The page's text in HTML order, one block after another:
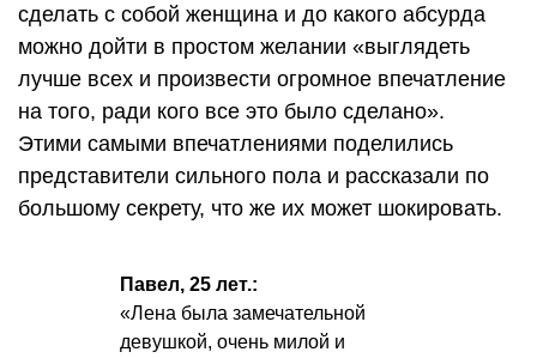
сделать с собой женщина и до какого абсурда
можно дойти в простом желании «выглядеть
лучше всех и произвести огромное впечатление
на того, ради кого все это было сделано».
Этими самыми впечатлениями поделились
представители сильного пола и рассказали по
большому секрету, что же их может шокировать.
Павел, 25 лет.:
«Лена была замечательной
девушкой, очень милой и